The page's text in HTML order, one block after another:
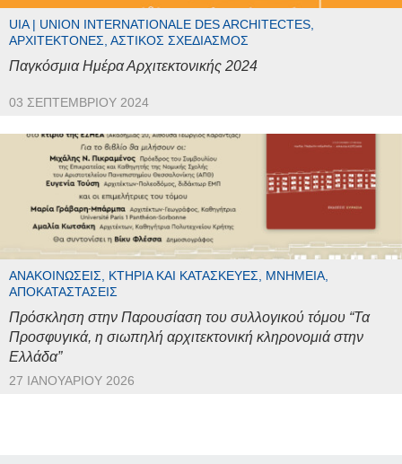
UIA | UNION INTERNATIONALE DES ARCHITECTES,
ΑΡΧΙΤΈΚΤΟΝΕΣ, ΑΣΤΙΚΌΣ ΣΧΕΔΙΑΣΜΌΣ
Παγκόσμια Ημέρα Αρχιτεκτονικής 2024
03 ΣΕΠΤΕΜΒΡΊΟΥ 2024
ΑΝΑΚΟΙΝΏΣΕΙΣ, ΚΤΉΡΙΑ ΚΑΙ ΚΑΤΑΣΚΕΥΈΣ, ΜΝΗΜΕΊΑ,
ΑΠΟΚΑΤΑΣΤΆΣΕΙΣ
Πρόσκληση στην Παρουσίαση του συλλογικού τόμου “Τα
Προσφυγικά, η σιωπηλή αρχιτεκτονική κληρονομιά στην
Ελλάδα”
27 ΙΑΝΟΥΑΡΊΟΥ 2026